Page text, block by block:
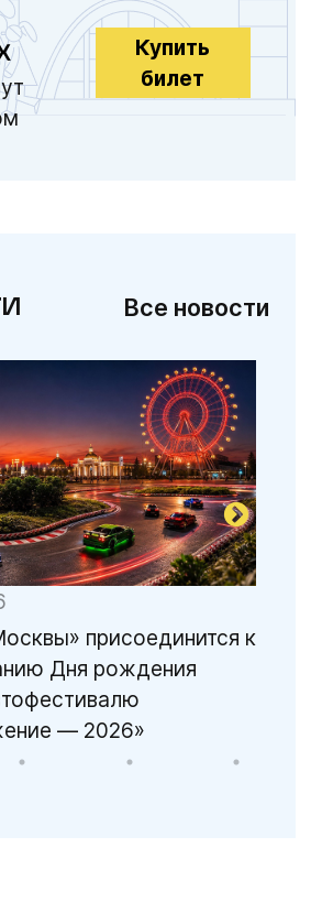
Купить
билет
Все новости
присоединится к
Дня рождения
— 2026»